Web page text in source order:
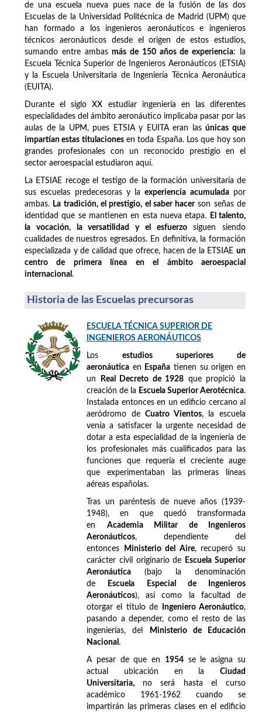
de una escuela nueva pues nace de la fusión de las dos
Escuelas de la Universidad Politécnica de Madrid (UPM) que
han formado a los ingenieros aeronáuticos e ingenieros
técnicos aeronáuticos desde el origen de estos estudios,
sumando entre ambasmás de 150 años de experiencia: la
Escuela Técnica Superior de Ingenieros Aeronáuticos (ETSIA)
y la Escuela Universitaria de Ingeniería Técnica Aeronáutica
(EUITA).
Durante el siglo XX estudiar ingeniería en las diferentes
especialidades del ámbito aeronáutico implicaba pasar por las
aulas de la UPM, pues ETSIA y EUITA eran lasúnicas que
impartían estas titulacionesen toda España. Los que hoy son
grandes profesionales con un reconocido prestigio en el
sector aeroespacial estudiaron aquí.
La ETSIAE recoge el testigo de la formación universitaria de
sus escuelas predecesoras y laexperiencia acumuladapor
ambas. La tradición, el prestigio, el saber hacerson señas de
identidad que se mantienen en esta nueva etapa.
El talento,
la vocación, la versatilidad y el esfuerzosiguen siendo
cualidades de nuestros egresados. En definitiva, la formación
especializada y de calidad que ofrece, hacen de la ETSIAE un
centro de primera línea en el ámbito aeroespacial
internacional .
Historia de las Escuelas precursoras
ESCUELA TÉCNICA SUPERIOR DE
INGENIEROS AERONÁUTICOS
Los estudios superiores de
aeronáutica en España tienen su origen en
un
Real Decreto de 1928 que propició la
creación de la Escuela Superior Aerotécnica.
Instalada entonces en un edificio cercano al
aeródromo deCuatro Vientos, la escuela
venía a satisfacer la urgente necesidad de
dotar a esta especialidad de la ingeniería de
los profesionales más cualificados para las
funciones que requería el creciente auge
que experimentaban las primeras líneas
aéreas españolas.
Tras un paréntesis de nueve años (1939-
1948), en que quedó transformada
en Academia Militar de Ingenieros
Aeronáuticos, dependiente del
entonces
Ministerio del Aire, recuperó su
carácter civil originario de
Escuela Superior
Aeronáutica (bajo la denominación
de
Escuela Especial de Ingenieros
Aeronáuticos), así como la facultad de
otorgar el título de
Ingeniero Aeronáutico,
pasando a depender, como el resto de las
ingenierías, del
Ministerio de Educación
Nacional .
A pesar de que en 1954se le asigna su
actual ubicación en la Ciudad
Universitaria, no será hasta el curso
académico 1961-1962 cuando se
impartirán las primeras clases en el edificio